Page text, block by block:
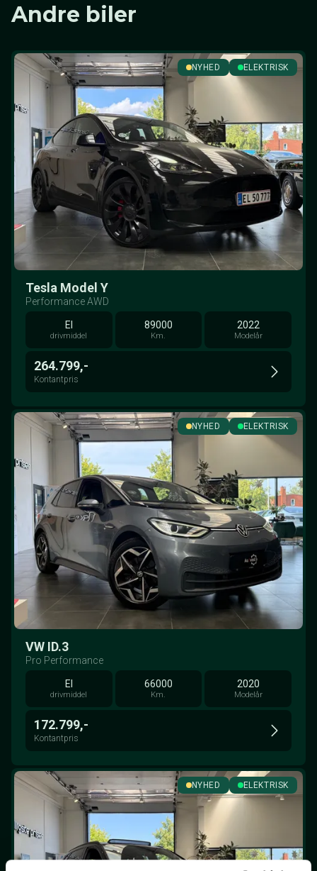
Andre biler
NYHED ELEKTRISK
Tesla Model Y
Performance AWD
El
drivmiddel
89000
Km.
2022
Modelår
264.799,-
Kontantpris
NYHED ELEKTRISK
VW ID.3
Pro Performance
El
drivmiddel
66000
Km.
2020
Modelår
172.799,-
Kontantpris
NYHED ELEKTRISK